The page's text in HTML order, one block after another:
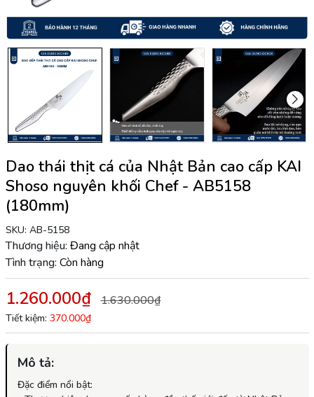
Dao thái thịt cá của Nhật Bản cao cấp KAI
Shoso nguyên khối Chef - AB5158
(180mm)
SKU: AB-5158
Thương hiệu: Đang cập nhật
Tình trạng: Còn hàng
1.260.000₫ 1.630.000₫
Tiết kiệm: 370.000₫
Mô tả:
Đặc điểm nổi bật: